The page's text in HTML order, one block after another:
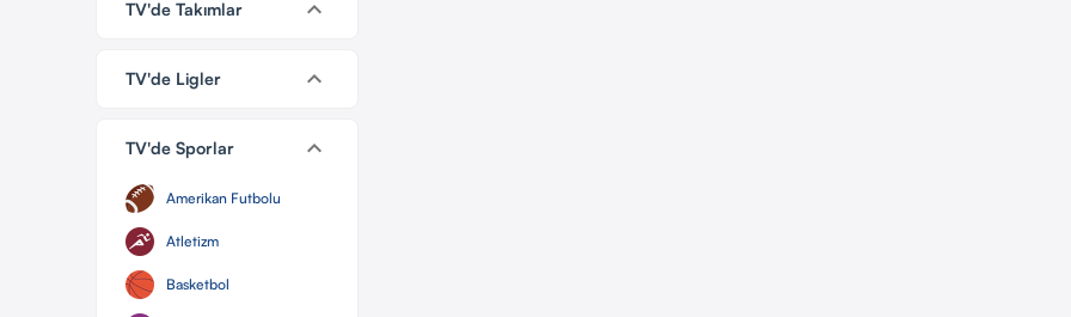
TV'de Takımlar keyboard_arrow_down
TV'de Ligler keyboard_arrow_down
TV'de Sporlar keyboard_arrow_down
Amerikan Futbolu
Atletizm
Basketbol